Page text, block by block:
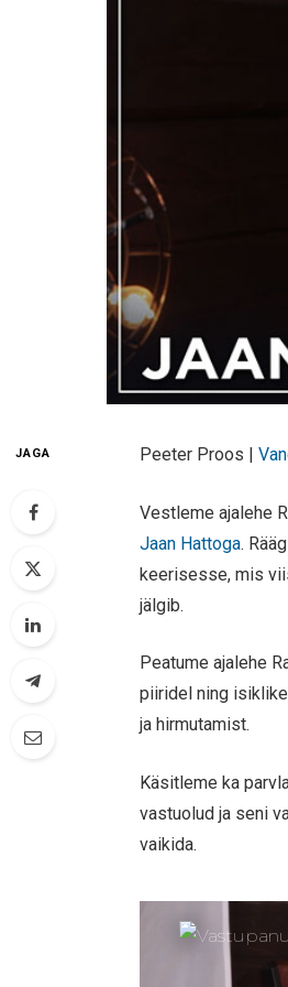
JAGA Peeter Proos |
Vestleme ajalehe
Jaan Hattoga.
keerisesse, mis
jälgib.
Peatume ajalehe
piiridel ning
ja hirmutamist.
Käsitleme ka
vastuolud ja seni
vaikida.